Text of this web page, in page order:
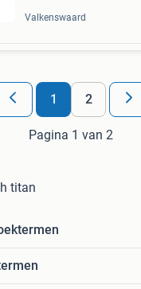
Valkenswaard
1 2
Pagina 1 van 2
titan